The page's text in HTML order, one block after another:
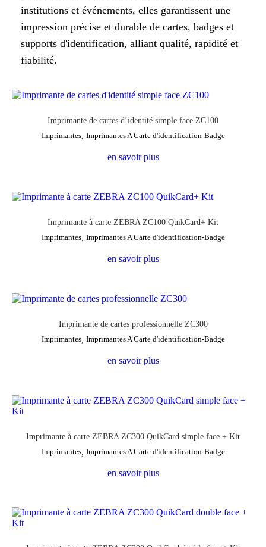
institutions et événements, elles garantissent une
impression précise et durable de cartes, badges et
supports d'identification, alliant qualité, rapidité et
fiabilité.
Imprimante de cartes d’identité simple face ZC100
Imprimantes, Imprimantes A Carte d'identification-Badge
en savoir plus
Imprimante à carte ZEBRA ZC100 QuikCard+ Kit
Imprimantes, Imprimantes A Carte d'identification-Badge
en savoir plus
Imprimante de cartes professionnelle ZC300
Imprimantes, Imprimantes A Carte d'identification-Badge
en savoir plus
Imprimante à carte ZEBRA ZC300 QuikCard simple face + Kit
Imprimantes, Imprimantes A Carte d'identification-Badge
en savoir plus